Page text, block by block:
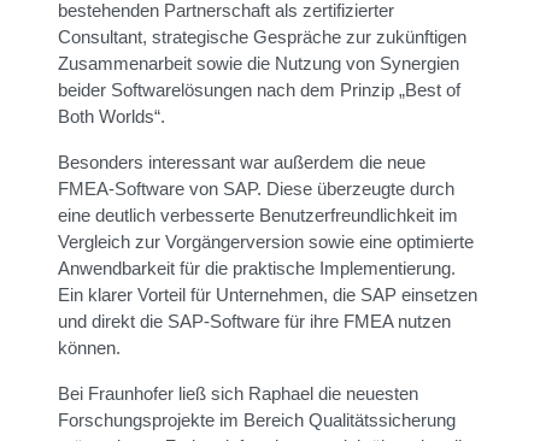
bestehenden Partnerschaft als zertifizierter
Consultant, strategische Gespräche zur zukünftigen
Zusammenarbeit sowie die Nutzung von Synergien
beider Softwarelösungen nach dem Prinzip „Best of
Both Worlds“.
Besonders interessant war außerdem die neue
FMEA-Software von SAP. Diese überzeugte durch
eine deutlich verbesserte Benutzerfreundlichkeit im
Vergleich zur Vorgängerversion sowie eine optimierte
Anwendbarkeit für die praktische Implementierung.
Ein klarer Vorteil für Unternehmen, die SAP einsetzen
und direkt die SAP-Software für ihre FMEA nutzen
können.
Bei Fraunhofer ließ sich Raphael die neuesten
Forschungsprojekte im Bereich Qualitätssicherung